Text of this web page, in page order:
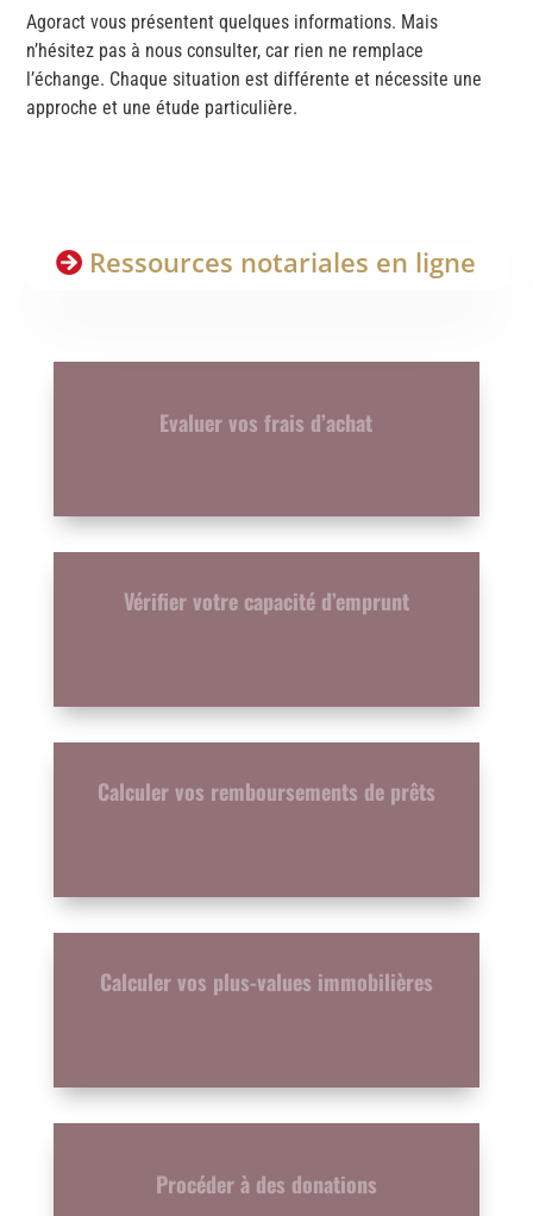
Agoract vous présentent quelques informations. Mais
n’hésitez pas à nous consulter, car rien ne remplace
l’échange. Chaque situation est différente et nécessite une
approche et une étude particulière.
Ressources notariales en ligne
Evaluer vos frais d’achat
Vérifier votre capacité d’emprunt
Calculer vos remboursements de prêts
Calculer vos plus-values immobilières
Procéder à des donations